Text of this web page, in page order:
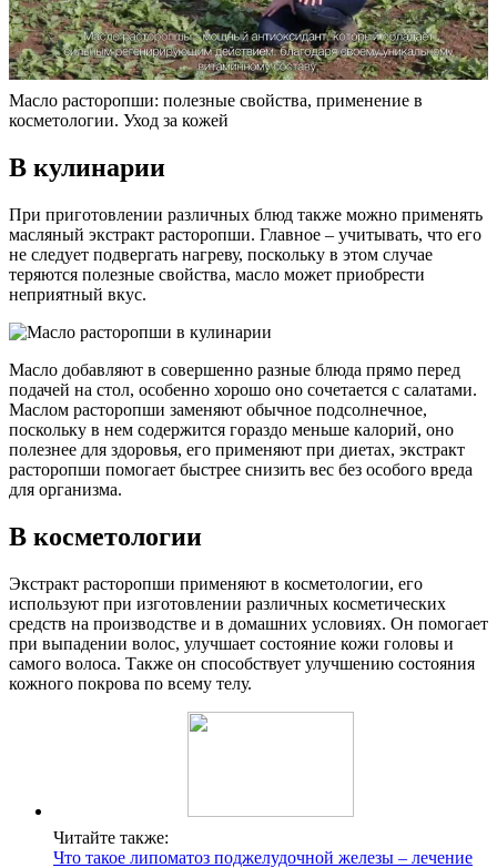
Масло расторопши: полезные свойства, применение в
косметологии. Уход за кожей
В кулинарии
При приготовлении различных блюд также можно применять
масляный экстракт расторопши. Главное – учитывать, что его
не следует подвергать нагреву, поскольку в этом случае
теряются полезные свойства, масло может приобрести
неприятный вкус.
Масло добавляют в совершенно разные блюда прямо перед
подачей на стол, особенно хорошо оно сочетается с салатами.
Маслом расторопши заменяют обычное подсолнечное,
поскольку в нем содержится гораздо меньше калорий, оно
полезнее для здоровья, его применяют при диетах, экстракт
расторопши помогает быстрее снизить вес без особого вреда
для организма.
В косметологии
Экстракт расторопши применяют в косметологии, его
используют при изготовлении различных косметических
средств на производстве и в домашних условиях. Он помогает
при выпадении волос, улучшает состояние кожи головы и
самого волоса. Также он способствует улучшению состояния
кожного покрова по всему телу.
Читайте также:
Что такое липоматоз поджелудочной железы – лечение